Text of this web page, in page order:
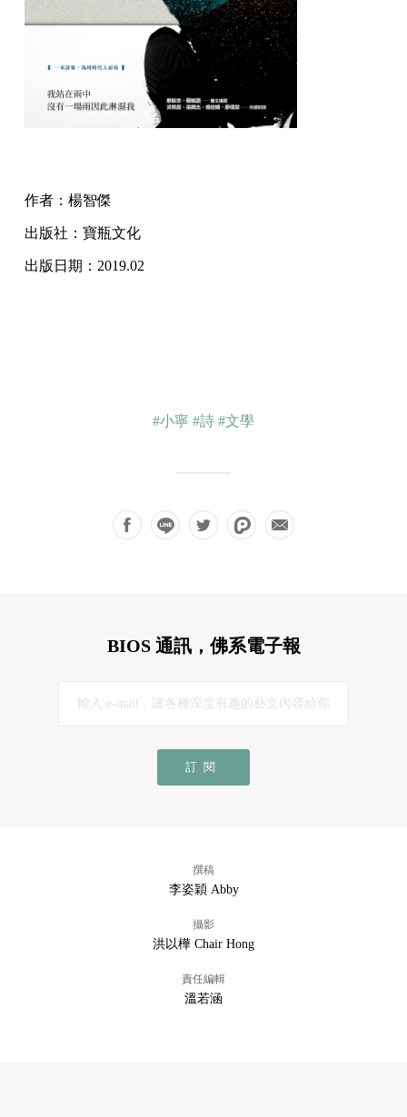
作者：楊智傑
出版社：寶瓶文化
出版日期：2019.02
#小寧 #詩 #文學
BIOS 通訊，佛系電子報
訂閱
撰稿
李姿穎 Abby
攝影
洪以樺 Chair Hong
責任編輯
溫若涵